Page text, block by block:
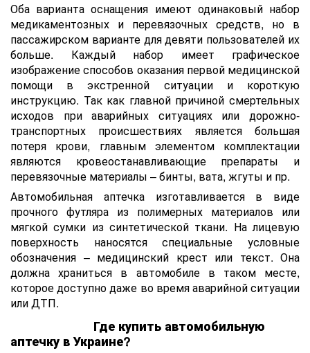
Оба варианта оснащения имеют одинаковый набор
медикаментозных и перевязочных средств, но в
пассажирском варианте для девяти пользователей их
больше. Каждый набор имеет графическое
изображение способов оказания первой медицинской
помощи в экстренной ситуации и короткую
инструкцию. Так как главной причиной смертельных
исходов при аварийных ситуациях или дорожно-
транспортных происшествиях является большая
потеря крови, главным элементом комплектации
являются кровеостанавливающие препараты и
перевязочные материалы – бинты, вата, жгуты и пр.
Автомобильная аптечка изготавливается в виде
прочного футляра из полимерных материалов или
мягкой сумки из синтетической ткани. На лицевую
поверхность наносятся специальные условные
обозначения – медицинский крест или текст. Она
должна храниться в автомобиле в таком месте,
которое доступно даже во время аварийной ситуации
или ДТП.
Где купить автомобильную
аптечку в Украине?